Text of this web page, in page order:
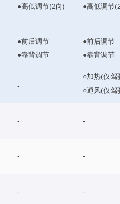
●高低调节(2向)
●高低调节
●前后调节
●靠背调节
●前后调节
●靠背调节
-
○加热(仅驾
○通风(仅驾
- -
- -
- -